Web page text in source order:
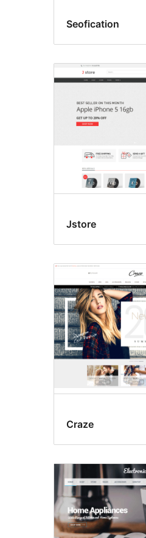
Seofication
Jstore
Craze